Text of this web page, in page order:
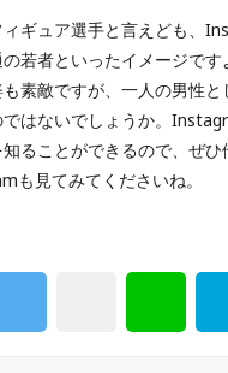
ィギュア選手と言えども、
若者といったイメージです
素敵ですが、一人の男性と
はないでしょうか。
ることができるので、ぜひ
も見てみてくださいね。